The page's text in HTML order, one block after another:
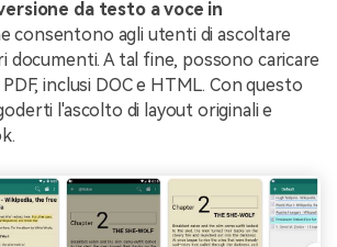
da testo a voce in
consentono agli utenti di ascoltare
documenti. A tal fine, possono caricare
inclusi DOC e HTML. Con questo
l'ascolto di layout originali e